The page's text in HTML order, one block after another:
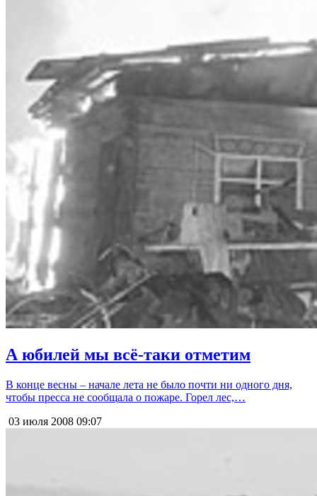
А юбилей мы всё-таки отметим
В конце весны – начале лета не было почти ни одного дня,
чтобы пресса не сообщала о пожаре. Горел лес,…
03 июля 2008 09:07